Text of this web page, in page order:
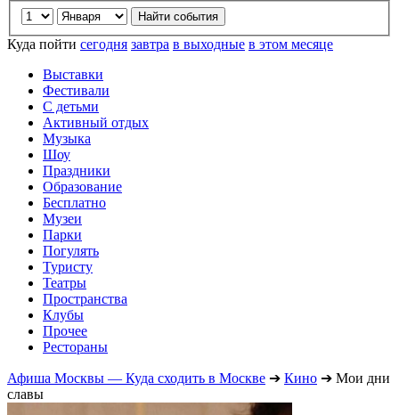
Куда пойти сегодня завтра в выходные в этом месяце
Выставки
Фестивали
С детьми
Активный отдых
Музыка
Шоу
Праздники
Образование
Бесплатно
Музеи
Парки
Погулять
Туристу
Театры
Пространства
Клубы
Прочее
Рестораны
Афиша Москвы — Куда сходить в Москве ➔ Кино ➔ Мои дни
славы